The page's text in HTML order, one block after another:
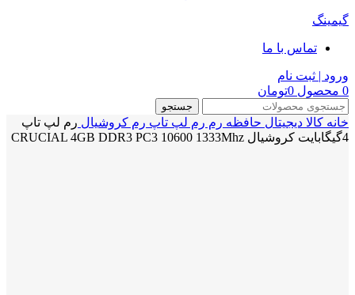
گیمینگ
تماس با ما
ورود | ثبت نام
0 محصول 0تومان
جستجو
خانه کالا دیجیتال حافظه رم رم لپ تاپ رم کروشیال رم لپ تاپ
4گیگابایت کروشیال CRUCIAL 4GB DDR3 PC3 10600 1333Mhz